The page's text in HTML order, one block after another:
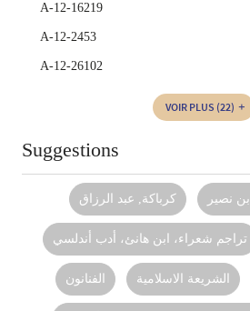
A-12-16219
A-12-2453
A-12-26102
VOIR PLUS (22)
Suggestions
كرباكة, عبد الرزاق نصير
تراجم شعراء، ابن هانئ، أدب أندلسي
الفنانون الشريعة الاسلامية